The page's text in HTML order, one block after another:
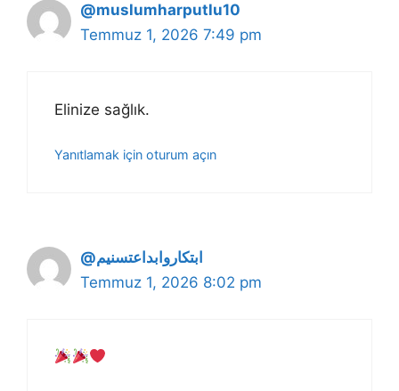
@muslumharputlu10
Temmuz 1, 2026 7:49 pm
Elinize sağlık.
Yanıtlamak için oturum açın
@ابتكاروابداعتسنيم
Temmuz 1, 2026 8:02 pm